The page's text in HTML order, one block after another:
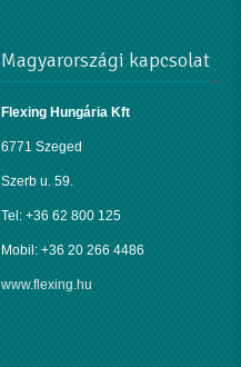
Magyarországi kapcsolat
Flexing Hungária Kft
6771 Szeged
Szerb u. 59.
Tel: +36 62 800 125
Mobil: +36 20 266 4486
www.flexing.hu